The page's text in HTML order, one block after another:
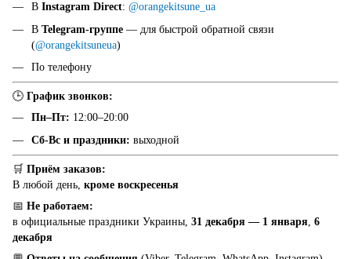
В Instagram Direct: @orangekitsune_ua
В Telegram-группе — для быстрой обратной связи
(@orangekitsuneua)
По телефону
🕒 График звонков:
Пн–Пт: 12:00–20:00
Сб-Вс и праздники: выходной
🛒 Приём заказов:
В любой день, кроме воскресенья
📅 Не работаем:
в официальные праздники Украины, 31 декабря — 1 января, 6
декабря